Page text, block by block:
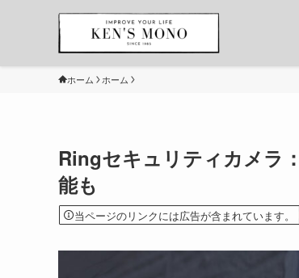
ホーム ホーム
Ringセキュリティカメラ
能も
当ページのリンクには広告が含まれています。